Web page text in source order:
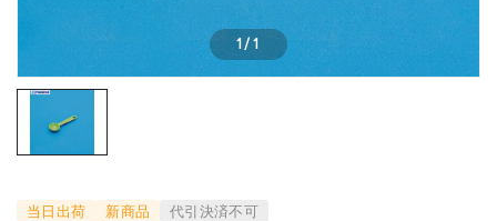
1/ 1
当日出荷 新商品 代引決済不可